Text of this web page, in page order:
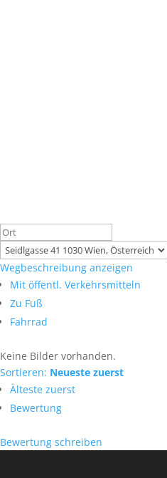
Wegbeschreibung anzeigen
Mit öffentl. Verkehrsmitteln
Zu Fuß
Fahrrad
Keine Bilder vorhanden.
Sortieren: Neueste zuerst
Älteste zuerst
Bewertung
Bewertung schreiben